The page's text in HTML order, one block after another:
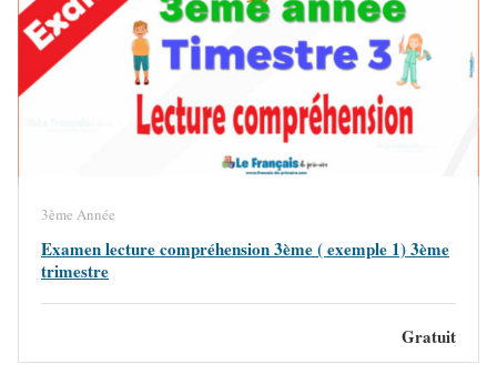
3ème Année
Examen lecture compréhension 3ème ( exemple 1) 3ème
trimestre
Gratuit